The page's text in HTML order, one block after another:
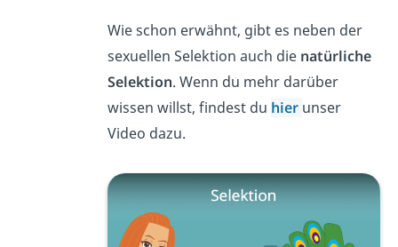
Wie schon erwähnt, gibt es neben der
sexuellen Selektion auch die natürliche
Selektion. Wenn du mehr darüber
wissen willst, findest du hier unser
Video dazu.